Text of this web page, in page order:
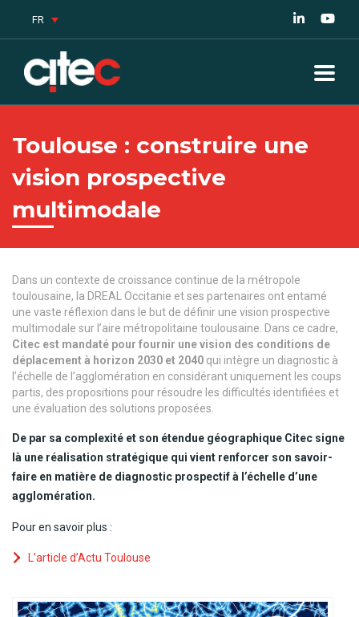
FR
Toulouse : construire une
vision prospective
multimodale
Dans un contexte de croissance continue de la métropole
toulousaine, la DREAL Occitanie et ses partenaires ont entamé
une vaste réflexion dans le but de définir une vision prospective
multimodale sur l’aire métropolitaine toulousaine. Dans ce cadre,
Citec est mandaté pour fournir une vision des conditions de
déplacement à horizon 2030 et 2040 qui intègre un diagnostic à
l’échelle de l’agglomération en considérant uniquement les coups
partis, des propositions pour résoudre les difficultés identifiées et
une évaluation des solutions proposées.
De par sa complexité et son étendue géographique Citec signe
là une réalisation stratégique qui vient renforcer son savoir-
faire en matière de diagnostic prospectif à l’échelle d’une
agglomération.
Pour en savoir plus :
L’article d’Actu Toulouse